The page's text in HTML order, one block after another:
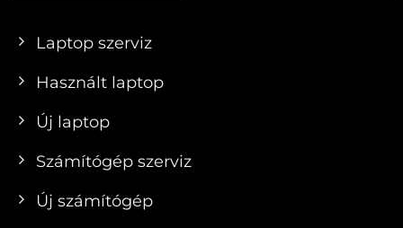
Laptop szerviz
Használt laptop
Új laptop
Számítógép szerviz
Új számítógép